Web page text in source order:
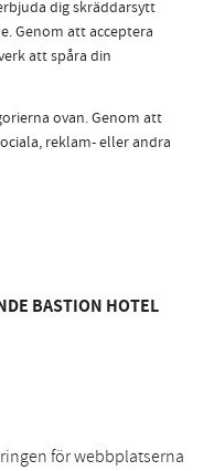
dig skräddarsytt
Genom att acceptera
att spåra din
ovan. Genom att
reklam- eller andra
BASTION HOTEL
för webbplatserna